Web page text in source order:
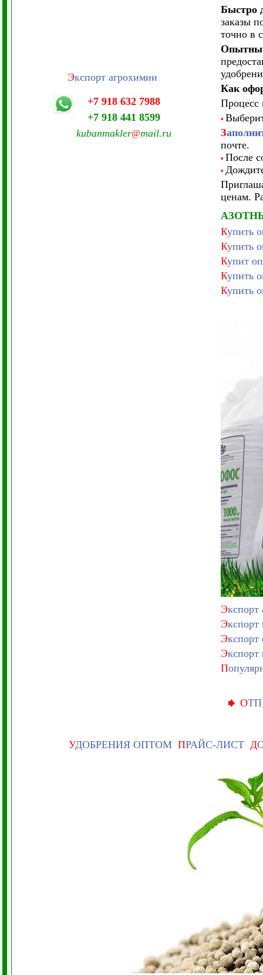
Экспорт агрохимии
+7 918 632 7988
+7 918 441 8599
kubanmakler@mail.ru
Быстро
заказы
точно в
Как
Процесс
•
З
почте.
• После
•
ценам.
Купить
Купить
Купит
Купить
Купить
Экспорт
Экспорт
Э
Экспорт
П
О
УДОБРЕНИЯ ОПТОМ ПРАЙС-ЛИСТ Д